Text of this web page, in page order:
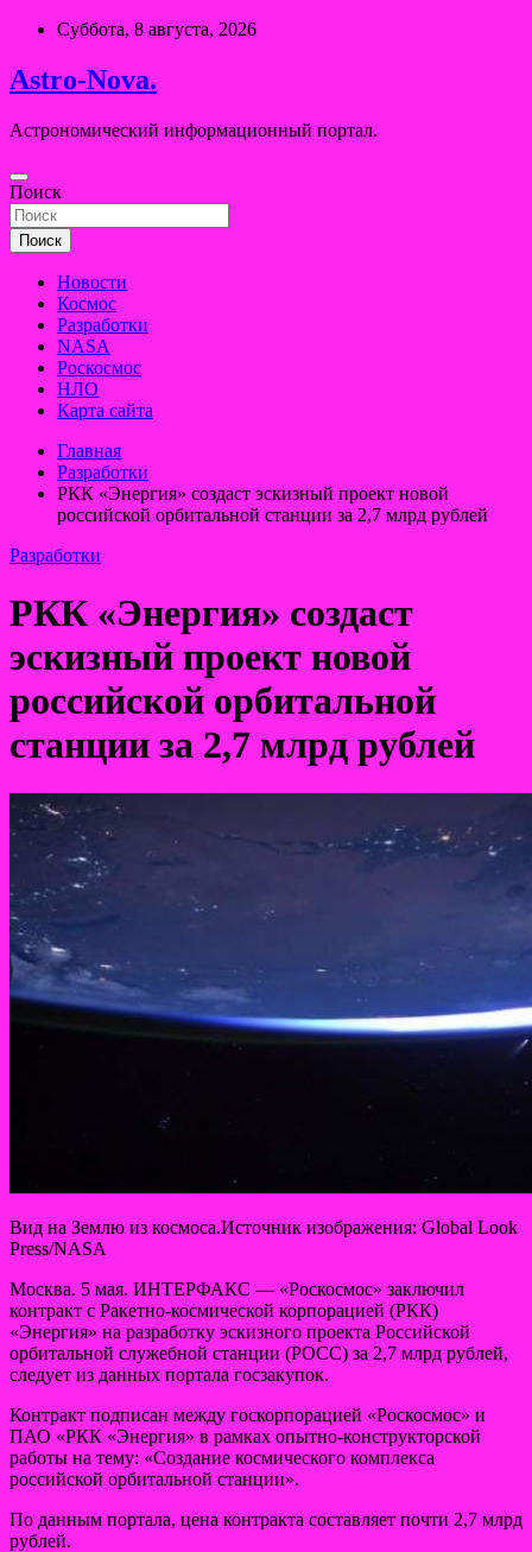
Перейти
содержимому
Суббота, 8 августа, 2026
Astro-Nova.
Астрономический информационный портал.
Поиск
Поиск
Новости
Космос
Разработки
NASA
Роскосмос
НЛО
Карта сайта
Главная
Разработки
РКК «Энергия» создаст эскизный проект новой
российской орбитальной станции за 2,7 млрд рублей
Разработки
РКК «Энергия» создаст
эскизный проект новой
российской орбитальной
станции за 2,7 млрд рублей
Вид на Землю из космоса.Источник изображения: Global Look
Press/NASA
Москва. 5 мая. ИНТЕРФАКС — «Роскосмос» заключил
контракт с Ракетно-космической корпорацией (РКК)
«Энергия» на разработку эскизного проекта Российской
орбитальной служебной станции (РОСС) за 2,7 млрд рублей,
следует из данных портала госзакупок.
Контракт подписан между госкорпорацией «Роскосмос» и
ПАО «РКК «Энергия» в рамках опытно-конструкторской
работы на тему: «Создание космического комплекса
российской орбитальной станции».
По данным портала, цена контракта составляет почти 2,7 млрд
рублей.